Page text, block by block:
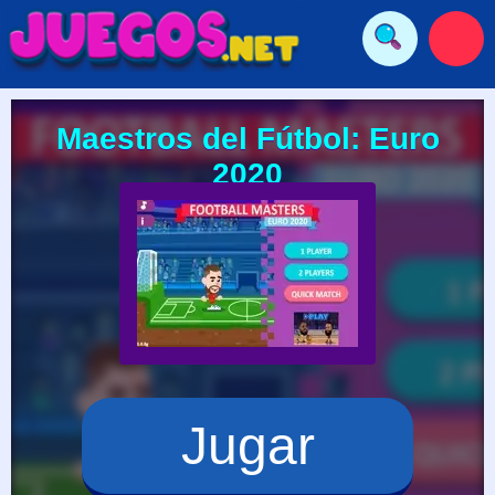
Maestros del Fútbol: Euro
2020
Jugar